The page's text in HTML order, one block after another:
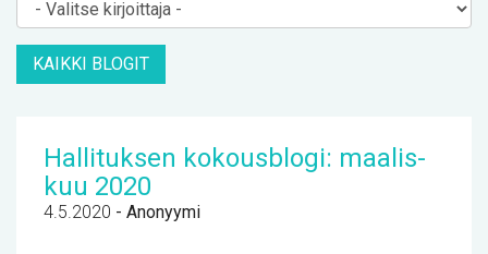
KAIK­KI BLO­GIT
Hal­li­tuk­sen ko­kous­blo­gi: maa­lis­
kuu 2020
4.5.2020 - Anonyymi